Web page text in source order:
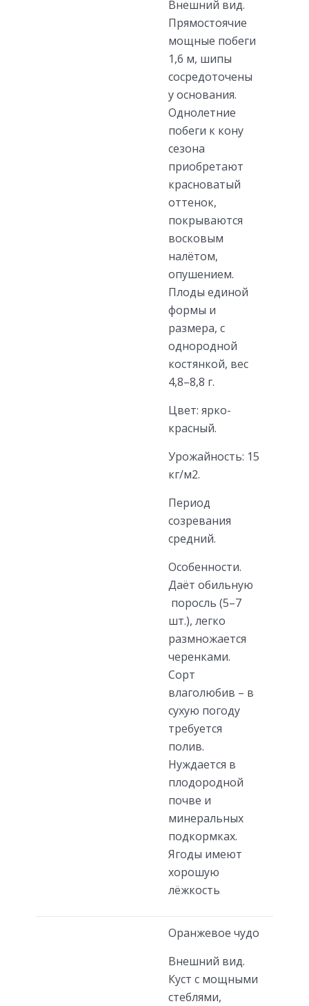
Внешний вид.
Прямостоячие
мощные побеги
1,6 м, шипы
сосредоточены
у основания.
Однолетние
побеги к кону
сезона
приобретают
красноватый
оттенок,
покрываются
восковым
налётом,
опушением.
Плоды единой
формы и
размера, с
однородной
костянкой, вес
4,8–8,8 г.
Цвет: ярко-
красный.
Урожайность: 15
кг/м2.
Период
созревания
средний.
Особенности.
Даёт обильную
поросль (5–7
шт.), легко
размножается
черенками.
Сорт
влаголюбив – в
сухую погоду
требуется
полив.
Нуждается в
плодородной
почве и
минеральных
подкормках.
Ягоды имеют
хорошую
лёжкость
Оранжевое чудо
Внешний вид.
Куст с мощными
стеблями,